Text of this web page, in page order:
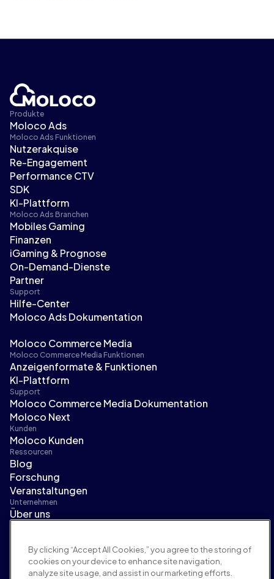
Produkte
Moloco Ads
Moloco Ads Funktionen
Nutzerakquise
Re-Engagement
Performance CTV
SDK
KI-Plattform
Moloco Ads Branchen
Mobiles Gaming
Finanzen
iGaming & Prognose
On-Demand-Dienste
Partner
Support
Hilfe-Center
Moloco Ads Dokumentation
Moloco Commerce Media
Moloco Commerce Media Funktionen
Anzeigenformate & Funktionen
KI-Plattform
Support
Moloco Commerce Media Dokumentation
Moloco Next
Kunden
Moloco Kunden
Ressourcen
Blog
Forschung
Veranstaltungen
Unternehmen
Über uns
Karriere
Bedingungen und Richtlinien
By clicking “Accept All Cookies,” you agree to the storing of
cookies on your device to enhance site navigation,
analyze site usage, and assist in our marketing efforts.